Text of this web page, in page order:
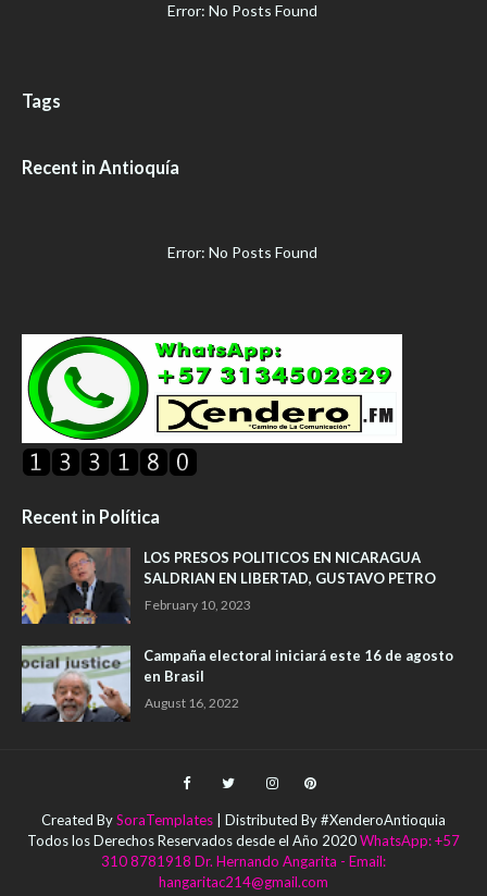
Error: No Posts Found
Tags
Recent in Antioquía
Error: No Posts Found
Recent in Política
LOS PRESOS POLITICOS EN NICARAGUA
SALDRIAN EN LIBERTAD, GUSTAVO PETRO
February 10, 2023
Campaña electoral iniciará este 16 de agosto
en Brasil
August 16, 2022
Created BySoraTemplates | Distributed By #XenderoAntioquia
Todos los Derechos Reservados desde el Año 2020WhatsApp: +57
310 8781918 Dr. Hernando Angarita - Email:
hangaritac214@gmail.com